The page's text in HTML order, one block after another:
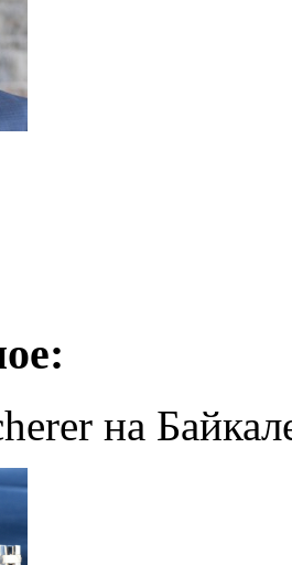
на